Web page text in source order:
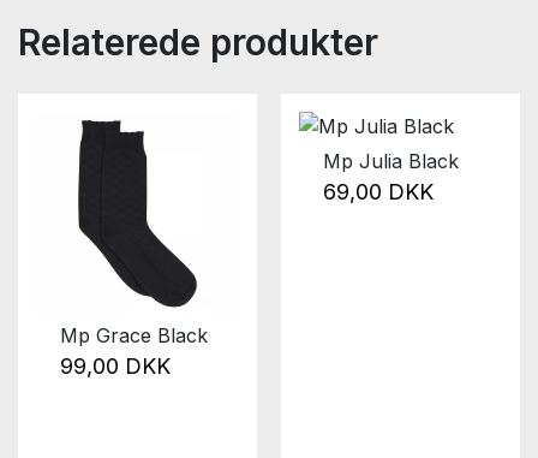
Relaterede produkter
Mp Grace Black
99,00 DKK
Mp Julia Black
69,00 DKK